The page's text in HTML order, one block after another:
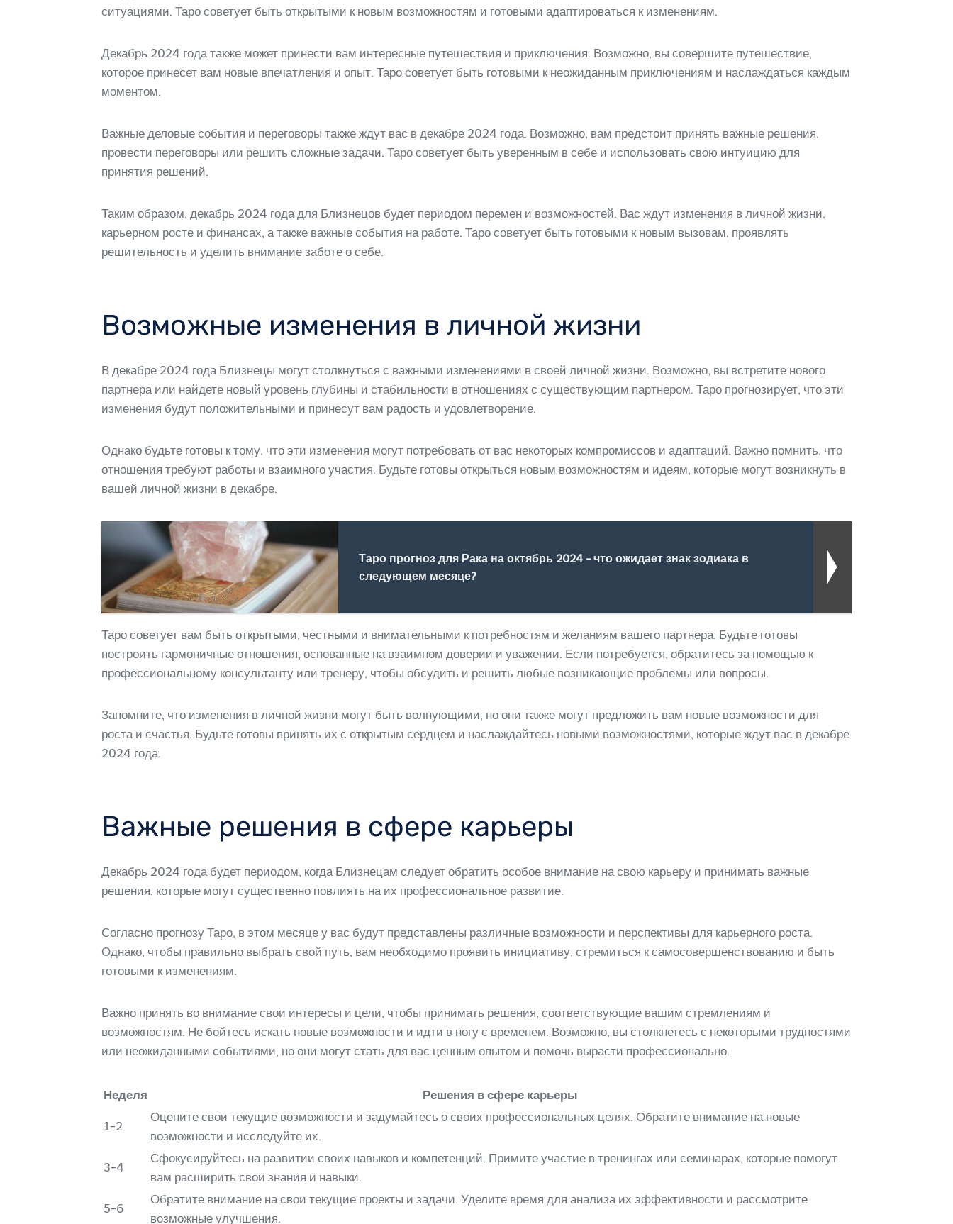
ситуациями. Таро советует быть открытыми к новым возможностям и готовыми адаптироваться к изменениям.
Декабрь 2024 года также может принести вам интересные путешествия и приключения. Возможно, вы совершите путешествие,
которое принесет вам новые впечатления и опыт. Таро советует быть готовыми к неожиданным приключениям и наслаждаться каждым
моментом.
Важные деловые события и переговоры также ждут вас в декабре 2024 года. Возможно, вам предстоит принять важные решения,
провести переговоры или решить сложные задачи. Таро советует быть уверенным в себе и использовать свою интуицию для
принятия решений.
Таким образом, декабрь 2024 года для Близнецов будет периодом перемен и возможностей. Вас ждут изменения в личной жизни,
карьерном росте и финансах, а также важные события на работе. Таро советует быть готовыми к новым вызовам, проявлять
решительность и уделить внимание заботе о себе.
Возможные изменения в личной жизни
В декабре 2024 года Близнецы могут столкнуться с важными изменениями в своей личной жизни. Возможно, вы встретите нового
партнера или найдете новый уровень глубины и стабильности в отношениях с существующим партнером. Таро прогнозирует, что эти
изменения будут положительными и принесут вам радость и удовлетворение.
Однако будьте готовы к тому, что эти изменения могут потребовать от вас некоторых компромиссов и адаптаций. Важно помнить, что
отношения требуют работы и взаимного участия. Будьте готовы открыться новым возможностям и идеям, которые могут возникнуть в
вашей личной жизни в декабре.
Таро прогноз для Рака на октябрь 2024 - что ожидает знак зодиака в
следующем месяце?
Таро советует вам быть открытыми, честными и внимательными к потребностям и желаниям вашего партнера. Будьте готовы
построить гармоничные отношения, основанные на взаимном доверии и уважении. Если потребуется, обратитесь за помощью к
профессиональному консультанту или тренеру, чтобы обсудить и решить любые возникающие проблемы или вопросы.
Запомните, что изменения в личной жизни могут быть волнующими, но они также могут предложить вам новые возможности для
роста и счастья. Будьте готовы принять их с открытым сердцем и наслаждайтесь новыми возможностями, которые ждут вас в декабре
2024 года.
Важные решения в сфере карьеры
Декабрь 2024 года будет периодом, когда Близнецам следует обратить особое внимание на свою карьеру и принимать важные
решения, которые могут существенно повлиять на их профессиональное развитие.
Согласно прогнозу Таро, в этом месяце у вас будут представлены различные возможности и перспективы для карьерного роста.
Однако, чтобы правильно выбрать свой путь, вам необходимо проявить инициативу, стремиться к самосовершенствованию и быть
готовыми к изменениям.
Важно принять во внимание свои интересы и цели, чтобы принимать решения, соответствующие вашим стремлениям и
возможностям. Не бойтесь искать новые возможности и идти в ногу с временем. Возможно, вы столкнетесь с некоторыми трудностями
или неожиданными событиями, но они могут стать для вас ценным опытом и помочь вырасти профессионально.
Неделя Решения в сфере карьеры
1-2
Оцените свои текущие возможности и задумайтесь о своих профессиональных целях. Обратите внимание на новые
возможности и исследуйте их.
3-4
Сфокусируйтесь на развитии своих навыков и компетенций. Примите участие в тренингах или семинарах, которые помогут
вам расширить свои знания и навыки.
5-6
Обратите внимание на свои текущие проекты и задачи. Уделите время для анализа их эффективности и рассмотрите
возможные улучшения.